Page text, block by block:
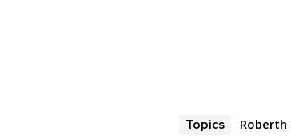
Topics Roberth